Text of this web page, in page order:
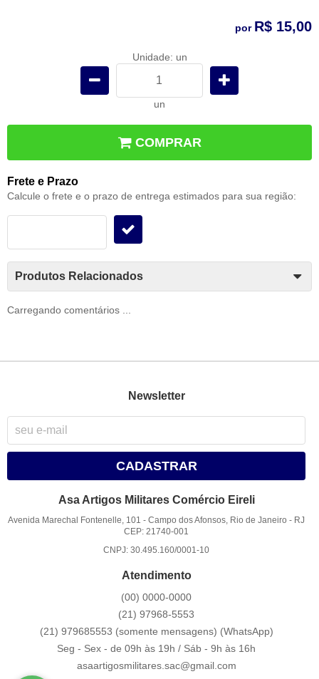
por R$ 15,00
Unidade: un
un
COMPRAR
Frete e Prazo
Calcule o frete e o prazo de entrega estimados para sua região:
Produtos Relacionados
Carregando comentários ...
Newsletter
CADASTRAR
Asa Artigos Militares Comércio Eireli
Avenida Marechal Fontenelle, 101 -Campo dos Afonsos, Rio de Janeiro - RJ
CEP: 21740-001
CNPJ: 30.495.160/0001-10
Atendimento
(00) 0000-0000
(21) 97968-5553
(21) 979685553 (somente mensagens) (WhatsApp)
Seg - Sex - de 09h às 19h / Sáb - 9h às 16h
asaartigosmilitares.sac@gmail.com